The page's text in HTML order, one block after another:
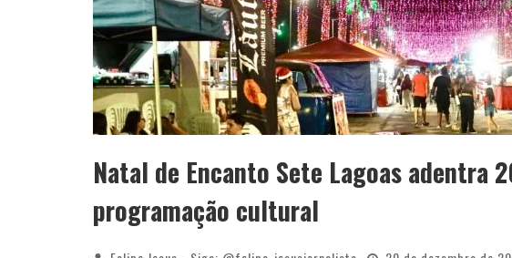
Natal de Encanto Sete Lagoas adentra
programação cultural